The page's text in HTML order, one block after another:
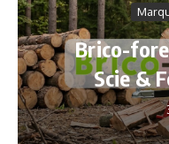
Brico-
Scie &